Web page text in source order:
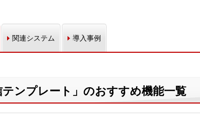
関連システム 導入事例
テンプレート」のおすすめ機能一覧